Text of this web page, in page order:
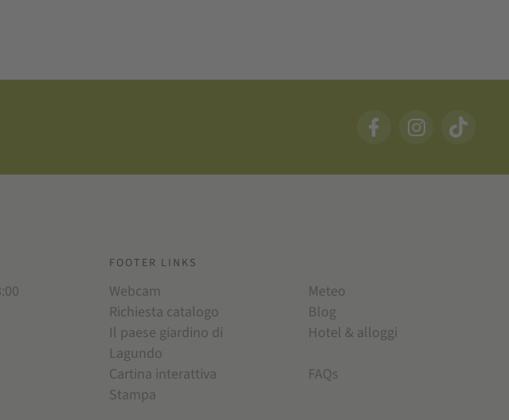
FOOTER LINKS
Webcam
Meteo
Richiesta catalogo
Blog
Il paese giardino di
Lagundo
Hotel & alloggi
Cartina interattiva
FAQs
Stampa